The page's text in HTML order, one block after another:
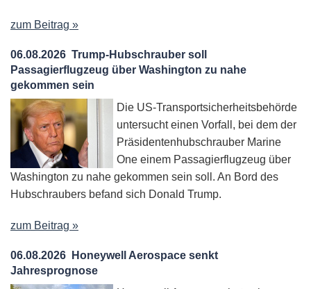
zum Beitrag »
06.08.2026 Trump-Hubschrauber soll
Passagierflugzeug über Washington zu nahe
gekommen sein
Die US-Transportsicherheitsbehörde
untersucht einen Vorfall, bei dem der
Präsidentenhubschrauber Marine
One einem Passagierflugzeug über
Washington zu nahe gekommen sein soll. An Bord des
Hubschraubers befand sich Donald Trump.
zum Beitrag »
06.08.2026
Honeywell Aerospace senkt
Jahresprognose